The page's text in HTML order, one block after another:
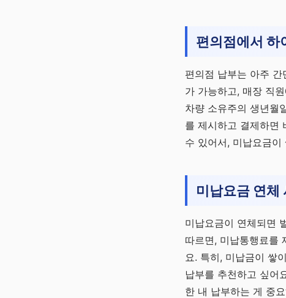
편의점에서 하
편의점 납부는 아주
가 가능하고, 매장 직
차량 소유주의 생년월
를 제시하고 결제하면
수 있어서, 미납요금
미납요금 연체
미납요금이 연체되면
따르면, 미납통행료를
요. 특히, 미납금이 쌓
납부를 추천하고 싶어
한 내 납부하는 게 중